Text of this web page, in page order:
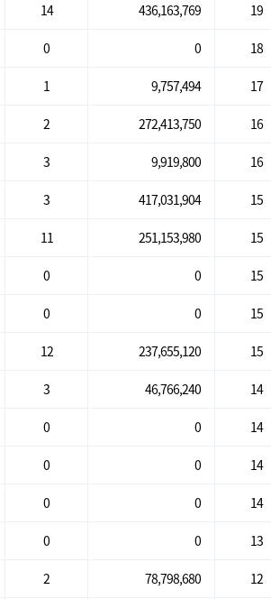
14 436,163,769 19
0 0 18
1 9,757,494 17
2 272,413,750 16
3 9,919,800 16
3 417,031,904 15
11 251,153,980 15
0 0 15
0 0 15
12 237,655,120 15
3 46,766,240 14
0 0 14
0 0 14
0 0 14
0 0 13
2 78,798,680 12